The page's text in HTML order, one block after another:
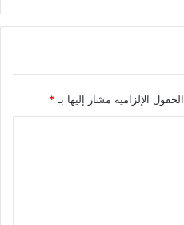
الحقول الإلزامية مشار إليها بـ *